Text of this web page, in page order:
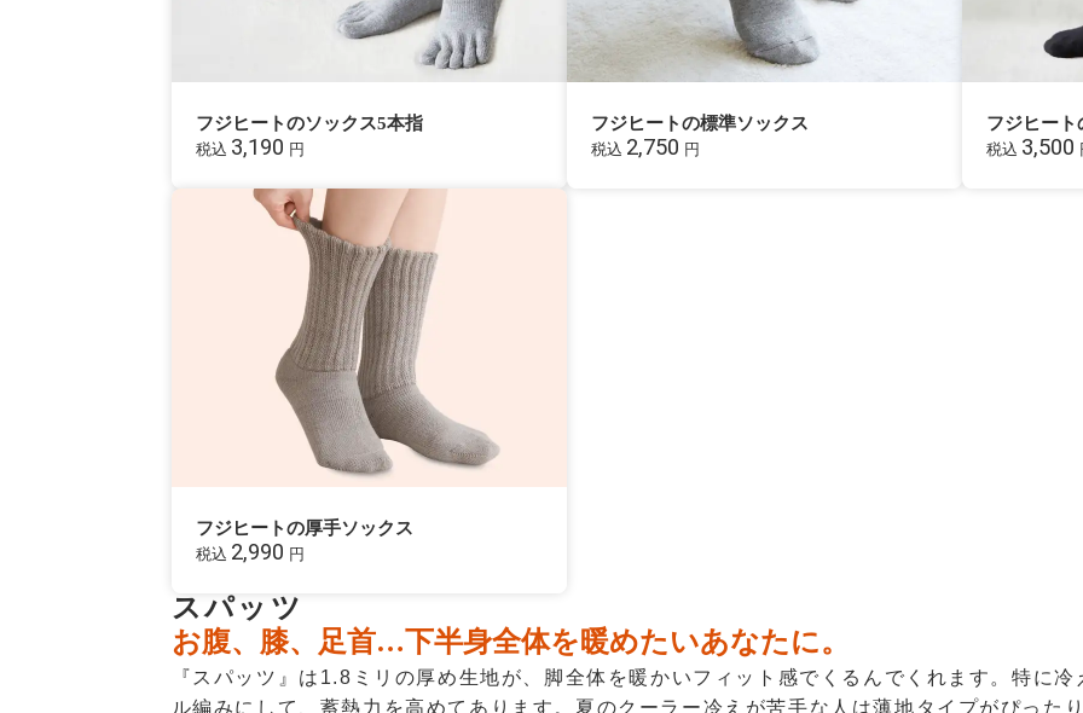
フジヒートのソックス5本指
税込 3,190 円
フジヒートの標準ソックス
税込 2,750 円
フジヒート
税込 3,500
フジヒートの厚手ソックス
税込 2,990 円
スパッツ
お腹、膝、足首…下半身全体を暖めたいあなたに。
『スパッツ』は1.8ミリの厚め生地が、脚全体を暖かいフィット感でくるんでくれます。特に
ル編みにして、蓄熱力を高めてあります。夏のクーラー冷えが苦手な人は薄地タイプがぴった